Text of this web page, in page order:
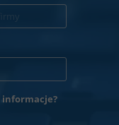
informacje?